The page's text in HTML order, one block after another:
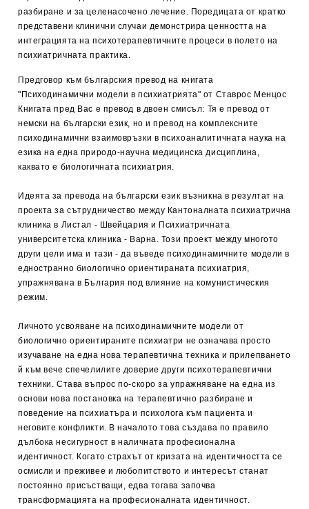
разбиране и за целенасочено лечение. Поредицата от кратко
представени клинични случаи демонстрира ценността на
интеграцията на психотерапевтичните процеси в полето на
психиатричната практика.
Предговор към българския превод на книгата
"Психодинамични модели в психиатрията" от Ставрос Менцос
Книгата пред Вас е превод в двоен смисъл: Тя е превод от
немски на български език, но и превод на комплексните
психодинамични взаимовръзки в психоаналитичната наука на
езика на една природо-научна медицинска дисциплина,
каквато е биологичната психиатрия.
Идеята за превода на български език възникна в резултат на
проекта за сътрудничество между Кантоналната психиатрична
клиника в Листал - Швейцария и Психиатричната
университетска клиника - Варна. Този проект между многото
други цели има и тази - да въведе психодинамичните модели в
едностранно биологично ориентираната психиатрия,
упражнявана в България под влияние на комунистическия
режим.
Личното усвояване на психодинамичните модели от
биологично ориентираните психиатри не означава просто
изучаване на една нова терапевтична техника и прилепването
й към вече спечелилите доверие други психотерапевтични
техники. Става въпрос по-скоро за упражняване на една из
основи нова постановка на терапевтично разбиране и
поведение на психиатъра и психолога към пациента и
неговите конфликти. В началото това създава по правило
дълбока несигурност в наличната професионална
идентичност. Когато страхът от кризата на идентичността се
осмисли и преживее и любопитството и интересът станат
постоянно присъстващи, едва тогава започва
трансформацията на професионалната идентичност.